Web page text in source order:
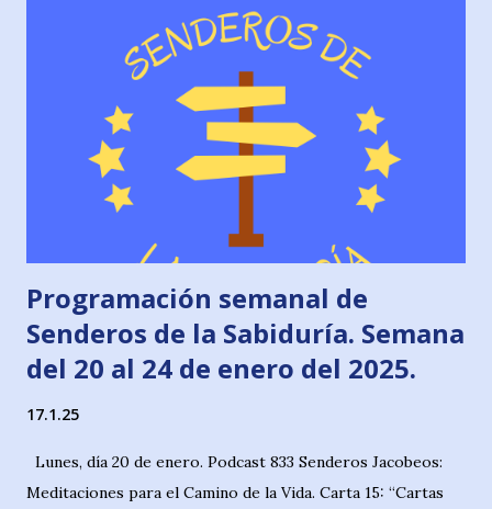
siglos XI al XIV". (Podcast 842). Manolo Rodríguez & Raúl-
Fernando Gómez Jueves, 30 de enero. Podcast 843
Senderos Jacobeos: Pucheros y Manducas. Como
alimentarnos en el Camino. Roncesvalles y Navarra. Sonia
Gómez & Raúl-Fernando Gómez Viernes, 31 de enero.
Podcast 844 Senderos Jacobeos: Entrevistas a grandes del
Camino con “G” mayúscula. José ...
Programación semanal de
Senderos de la Sabiduría. Semana
del 20 al 24 de enero del 2025.
17.1.25
Lunes, día 20 de enero. Podcast 833 Senderos Jacobeos:
Meditaciones para el Camino de la Vida. Carta 15: “Cartas